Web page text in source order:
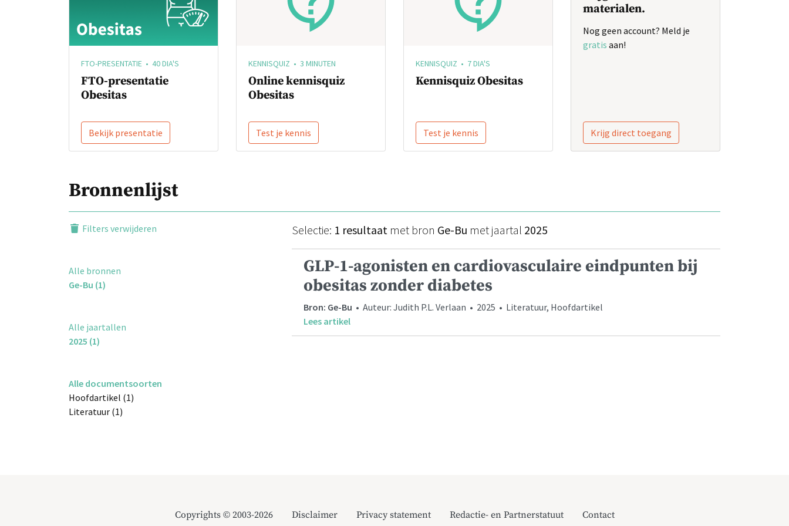
FTO-PRESENTATIE • 40 DIA'S
FTO-presentatie
Obesitas
Bekijk presentatie
KENNISQUIZ • 3 MINUTEN
Online kennisquiz
Obesitas
Test je kennis
KENNISQUIZ • 7 DIA'S
Kennisquiz Obesitas
Test je kennis
materialen.
Nog geen account? Meld je
gratis aan!
Krijg direct toegang
Bronnenlijst
Filters verwijderen
Alle bronnen
Ge-Bu (1)
Alle jaartallen
2025 (1)
Alle documentsoorten
Hoofdartikel (1)
Literatuur (1)
Selectie: 1 resultaat met bron Ge-Bu met jaartal 2025
GLP-1-agonisten en cardiovasculaire eindpunten bij
obesitas zonder diabetes
Bron: Ge-Bu • Auteur: Judith P.L. Verlaan • 2025 • Literatuur, Hoofdartikel
Lees artikel
Copyrights © 2003-2026 Disclaimer Privacy statement Redactie- en Partnerstatuut Contact